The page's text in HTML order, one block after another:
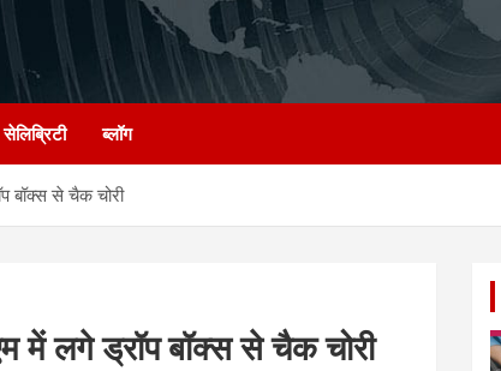
सेलिब्रिटी ब्लॉग
से चैक चोरी
लगे ड्रॉप बॉक्स से चैक चोरी